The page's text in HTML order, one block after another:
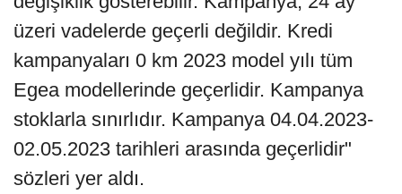
üzeri vadelerde geçerli değildir. Kredi
kampanyaları 0 km 2023 model yılı tüm
Egea modellerinde geçerlidir. Kampanya
stoklarla sınırlıdır. Kampanya 04.04.2023-
02.05.2023 tarihleri arasında geçerlidir"
sözleri yer aldı.